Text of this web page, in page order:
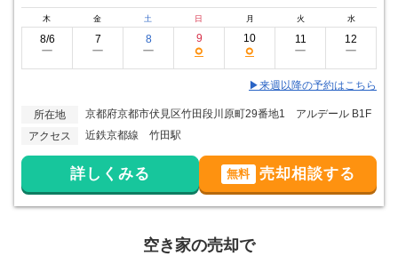
木 金 土 日 月 火 水
8/6
ー
7
ー
8
ー
9
○
10
○
11
ー
12
ー
▶来週以降の予約はこちら
所在地
京都府京都市伏見区竹田段川原町29番地1 アルデール B1F
アクセス
近鉄京都線 竹田駅
詳しくみる 無料 売却相談する
空き家の売却で